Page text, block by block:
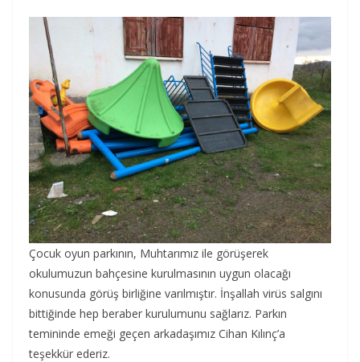
Çocuk oyun parkının, Muhtarımız ile görüşerek
okulumuzun bahçesine kurulmasının uygun olacağı
konusunda görüş birliğine varılmıştır. İnşallah virüs salgını
bittiğinde hep beraber kurulumunu sağlarız. Parkın
temininde emeği geçen arkadaşımız Cihan Kılınç’a
teşekkür ederiz.